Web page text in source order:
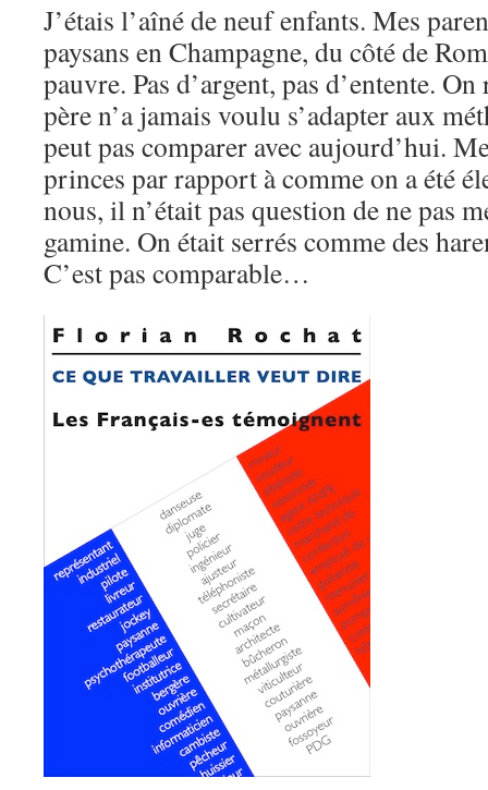
J’étais l’aîné de neuf enfants. Mes
paysans en Champagne, du côté de
pauvre. Pas d’argent, pas d’entente.
père n’a jamais voulu s’adapter aux
peut pas comparer avec aujourd’hui.
princes par rapport à comme on a été
nous, il n’était pas question de ne pas
gamine. On était serrés comme des
C’est pas comparable…